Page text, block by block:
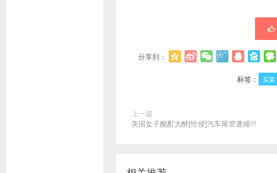
分享到：
标签： 买菜
上一篇
美国女子酩酊大醉[性侵]汽车尾管遭捕!!!